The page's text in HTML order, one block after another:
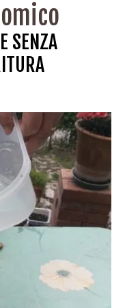
SENZA